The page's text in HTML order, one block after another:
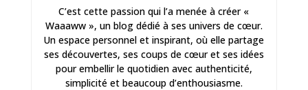
C’est cette passion qui l’a menée à créer «
Waaaww », un blog dédié à ses univers de cœur.
Un espace personnel et inspirant, où elle partage
ses découvertes, ses coups de cœur et ses idées
pour embellir le quotidien avec authenticité,
simplicité et beaucoup d’enthousiasme.